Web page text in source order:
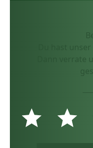
Du hast
Dann verrate